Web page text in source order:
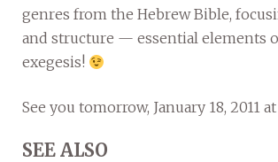
genres from the Hebrew Bible,
and structure — essential elements
exegesis!
See you tomorrow, January 18, 2011
SEE ALSO